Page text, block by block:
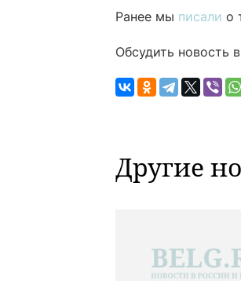
Ранее мы писали о
Обсудить новость
Другие